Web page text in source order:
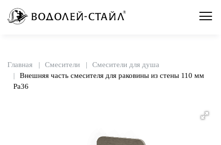
Главная Смесители
Смесители для душа
Внешняя часть смесителя для раковины из стены 110 мм
Pa36